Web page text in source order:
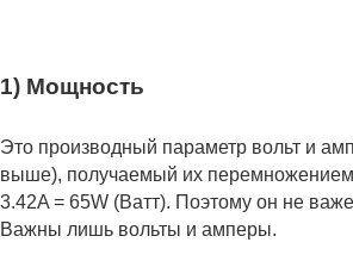
1) Мощность
Это производный параметр вольт и
выше), получаемый их
3.42A = 65W (Ватт). Поэтому он не
Важны лишь вольты и амперы.